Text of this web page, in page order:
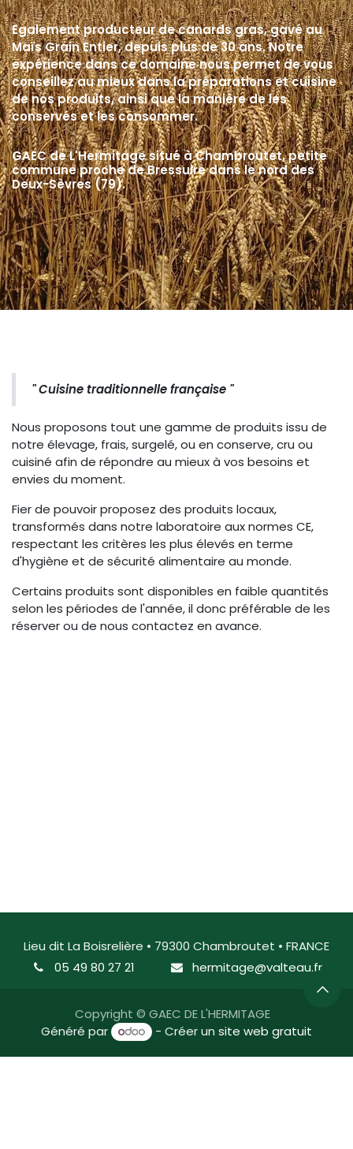
Egalement producteur de canards gras, gavé au
Maïs Grain Entier, depuis plus de 30 ans. Notre
expérience dans ce domaine nous permet de vous
conseillez au mieux dans la préparations et cuisine
de nos produits, ainsi que la manière de les
conservés et les consommer.
GAEC de L'Hermitage situé à Chambroutet, petite
commune proche de Bressuire dans le nord des
Deux-Sèvres (79).
" Cuisine traditionnelle française "
Nous proposons tout une gamme de produits issu de
notre élevage, frais, surgelé, ou en conserve, cru ou
cuisiné afin de répondre au mieux à vos besoins et
envies du moment.
Fier de pouvoir proposez des produits locaux,
transformés dans notre laboratoire aux normes CE,
respectant les critères les plus élevés en terme
d'hygiène et de sécurité alimentaire au monde.
Certains produits sont disponibles en faible quantités
selon les périodes de l'année, il donc préférable de les
réserver ou de nous contactez en avance.
Lieu dit La Boisrelière • 79300 Chambroutet • FRANCE
05 49 80 27 21
hermitage@valteau.fr
Copyright © GAEC DE L'HERMITAGE
Généré par
- Créer un site web gratuit